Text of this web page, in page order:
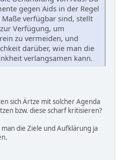
gegen Aids in der Regel
verfügbar sind, stellt
Verfügung, um
zu vermeiden, und
darüber, wie man die
verlangsamen kann.
sich Ärtze mit solcher Agenda
bzw. diese scharf kritisieren?
die Ziele und Aufklärung ja